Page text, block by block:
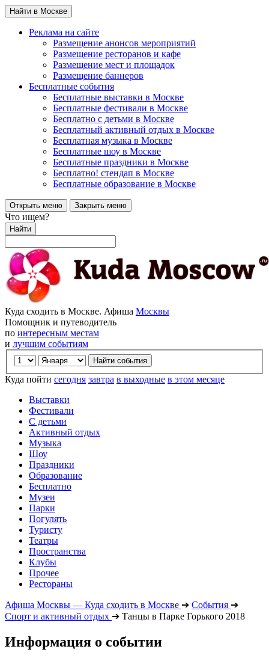
Найти в Москве
Реклама на сайте
Размещение анонсов мероприятий
Размещение ресторанов и кафе
Размещение мест и площадок
Размещение баннеров
Бесплатные события
Бесплатные выставки в Москве
Бесплатные фестивали в Москве
Бесплатно с детьми в Москве
Бесплатный активный отдых в Москве
Бесплатная музыка в Москве
Бесплатные шоу в Москве
Бесплатные праздники в Москве
Бесплатно! стендап в Москве
Бесплатные образование в Москве
Открыть меню Закрыть меню
Что ищем?
Найти
Куда сходить в Москве. Афиша Москвы
Помощник и путеводитель
по интересным местам
и лучшим событиям
Куда пойти сегодня завтра в выходные в этом месяце
Выставки
Фестивали
С детьми
Активный отдых
Музыка
Шоу
Праздники
Образование
Бесплатно
Музеи
Парки
Погулять
Туристу
Театры
Пространства
Клубы
Прочее
Рестораны
Афиша Москвы — Куда сходить в Москве ➔ События ➔
Спорт и активный отдых ➔ Танцы в Парке Горького 2018
Информация о событии